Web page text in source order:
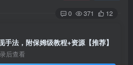
0 371 12
法，附保姆级教程+资源【推荐】
后查看